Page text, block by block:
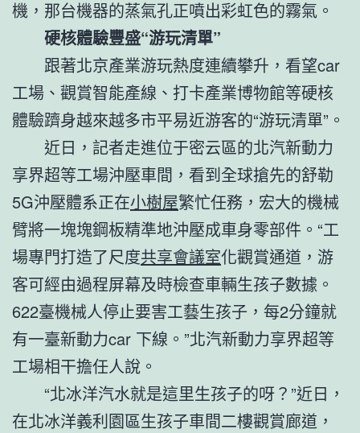
機，那台機器的蒸氣孔正噴出彩虹色的霧氣。
硬核體驗豐盛“游玩清單”
跟著北京產業游玩熱度連續攀升，看望car
工場、觀賞智能產線、打卡產業博物館等硬核
體驗躋身越來越多市平易近游客的“游玩清單”。
近日，記者走進位于密云區的北汽新動力
享界超等工場沖壓車間，看到全球搶先的舒勒
5G沖壓體系正在小樹屋繁忙任務，宏大的機械
臂將一塊塊鋼板精準地沖壓成車身零部件。“工
場專門打造了尺度共享會議室化觀賞通道，游
客可經由過程屏幕及時檢查車輛生孩子數據。
622臺機械人停止要害工藝生孩子，每2分鐘就
有一臺新動力car 下線。”北汽新動力享界超等
工場相干擔任人說。
“北冰洋汽水就是這里生孩子的呀？”近日，
在北冰洋義利園區生孩子車間二樓觀賞廊道，